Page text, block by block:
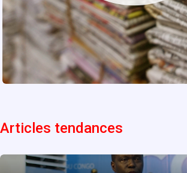
Articles tendances